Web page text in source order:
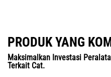
PRODUK YANG
Maksimalkan Investasi
Terkait Cat.